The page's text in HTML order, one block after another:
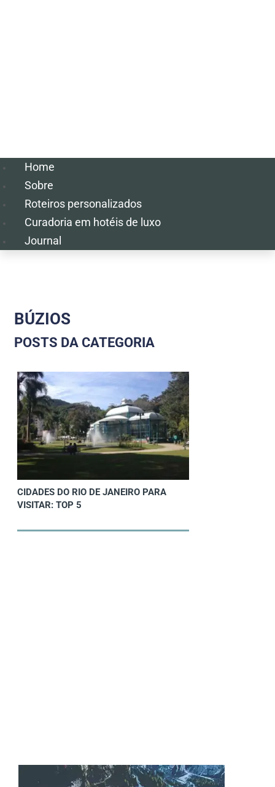
Home
Sobre
Roteiros personalizados
Curadoria em hotéis de luxo
Journal
BÚZIOS
POSTS DA CATEGORIA
CIDADES DO RIO DE JANEIRO PARA
VISITAR: TOP 5